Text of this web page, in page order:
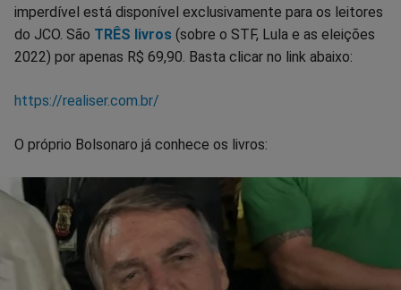
imperdível está disponível exclusivamente para os leitores
do JCO. São TRÊS livros (sobre o STF, Lula e as eleições
2022) por apenas R$ 69,90. Basta clicar no link abaixo:
https://realiser.com.br/
O próprio Bolsonaro já conhece os livros: